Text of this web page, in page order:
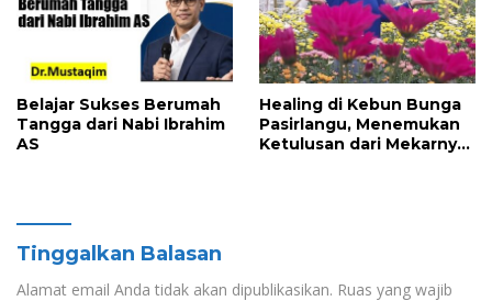
Belajar Sukses Berumah
Tangga dari Nabi Ibrahim
AS
Healing di Kebun Bunga
Pasirlangu, Menemukan
Ketulusan dari Mekarnya
Tinggalkan Balasan
Alamat email Anda tidak akan dipublikasikan. Ruas yang wajib